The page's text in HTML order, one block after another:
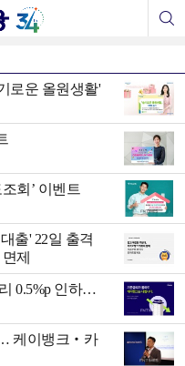
로운 올원생활'
회’ 이벤트
출' 22일 출격
제
0.5%p 인하…
… 케이뱅크‧카